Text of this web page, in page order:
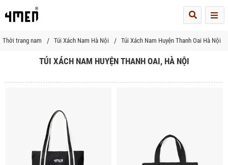
Thời trang nam Túi Xách Nam Hà Nội Túi Xách Nam Huyện Thanh Oai Hà Nội
TÚI XÁCH NAM HUYỆN THANH OAI, HÀ NỘI